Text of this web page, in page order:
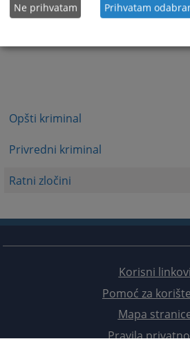
Opšti kriminal
Privredni kriminal
Ratni zločini
Korisni linkovi
Pomoć za
Mapa
Pravila
Ne prihvatam Prihvatam